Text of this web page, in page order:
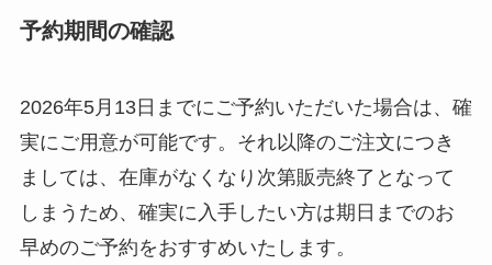
予約期間の確認
2026年5月13日までにご予約いただいた場合は、確
実にご用意が可能です。それ以降のご注文につき
ましては、在庫がなくなり次第販売終了となって
しまうため、確実に入手したい方は期日までのお
早めのご予約をおすすめいたします。